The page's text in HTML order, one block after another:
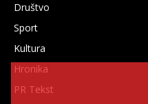
Društvo
Sport
Kultura
Hronika
PR Tekst